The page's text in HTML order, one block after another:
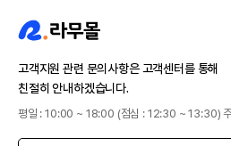
고객지원 관련 문의사항은 고객센터를 통해
친절히 안내하겠습니다.
평일 : 10:00 ~ 18:00 (점심 : 12:30 ~ 13:30) 주